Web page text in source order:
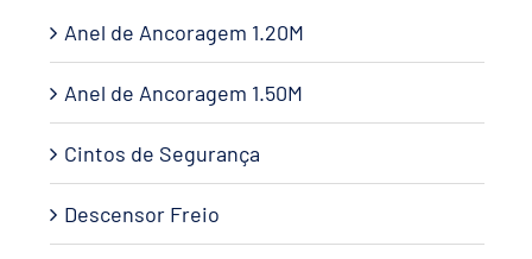
Anel de Ancoragem 1.20M
Anel de Ancoragem 1.50M
Cintos de Segurança
Descensor Freio